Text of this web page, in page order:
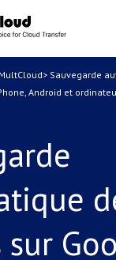
> Sauvegarde
Android et